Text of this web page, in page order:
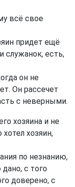
всё свое
придет ещё
служанок, есть,
он не
Он рассечет
с неверными.
хозяина и не
хотел хозяин,
по незнанию,
с того
доверено, с